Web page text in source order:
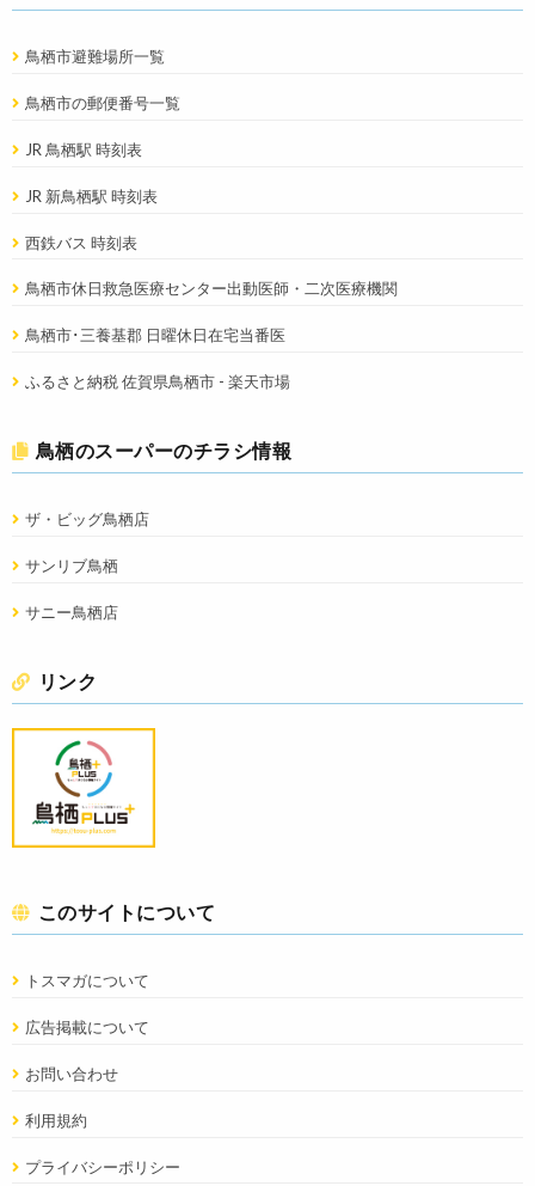
鳥栖市避難場所一覧
鳥栖市の郵便番号一覧
JR 鳥栖駅 時刻表
JR 新鳥栖駅 時刻表
西鉄バス 時刻表
鳥栖市休日救急医療センター出動医師・二次医療機関
鳥栖市･三養基郡 日曜休日在宅当番医
ふるさと納税 佐賀県鳥栖市 - 楽天市場
鳥栖のスーパーのチラシ情報
ザ・ビッグ鳥栖店
サンリブ鳥栖
サニー鳥栖店
リンク
このサイトについて
トスマガについて
広告掲載について
お問い合わせ
利用規約
プライバシーポリシー